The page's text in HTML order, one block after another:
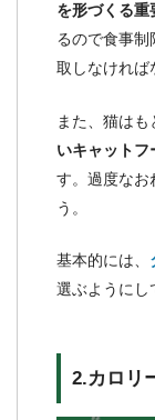
を形づくる重
るので食事制
取しなければ
また、猫はも
いキャットフ
す。過度なお
う。
基本的には、
選ぶようにし
2.カロリ